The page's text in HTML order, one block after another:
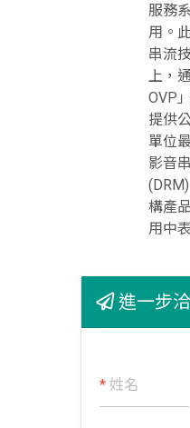
服務
用。
串流
上，
OVP
提供
單位
影音
構產
用中
進一步
*姓名